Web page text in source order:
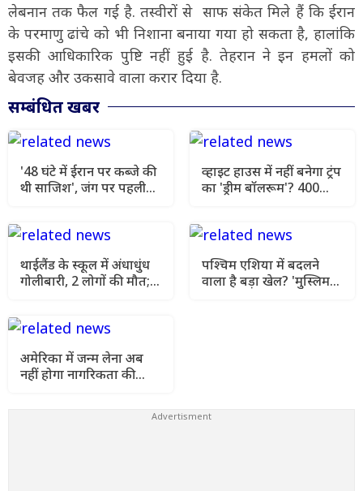
लेबनान तक फैल गई है. तस्वीरों से साफ संकेत मिले हैं कि ईरान
के परमाणु ढांचे को भी निशाना बनाया गया हो सकता है, हालांकि
इसकी आधिकारिक पुष्टि नहीं हुई है. तेहरान ने इन हमलों को
बेवजह और उकसावे वाला करार दिया है.
सम्बंधित खबर
'48 घंटे में ईरान पर कब्जे की
थी साजिश', जंग पर पहली
व्हाइट हाउस में नहीं बनेगा ट्रंप
का 'ड्रीम बॉलरूम'? 400
थाईलैंड के स्कूल में अंधाधुंध
गोलीबारी, 2 लोगों की मौत;
पश्चिम एशिया में बदलने
वाला है बड़ा खेल? 'मुस्लिम
अमेरिका में जन्म लेना अब
नहीं होगा नागरिकता की